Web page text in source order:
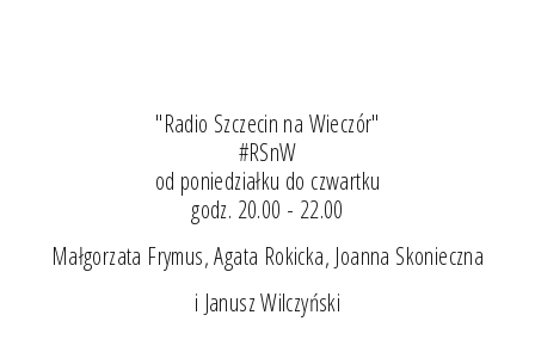
"Radio Szczecin na Wieczór"
#RSnW
od poniedziałku do czwartku
godz. 20.00 - 22.00
Małgorzata Frymus, Agata Rokicka, Joanna Skonieczna
i Janusz Wilczyński